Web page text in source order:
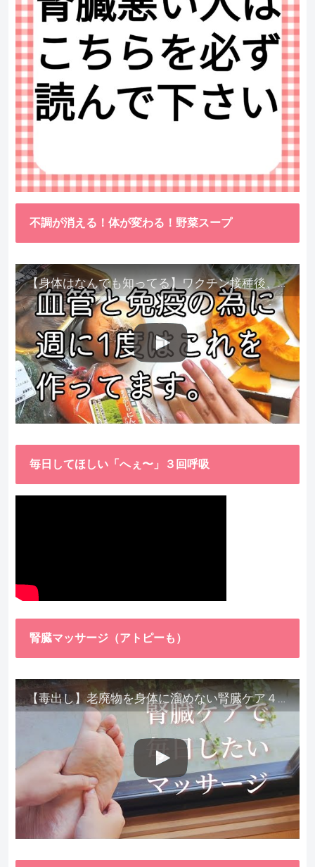
不調が消える！体が変わる！野菜スープ
【身体はなんでも知ってる】ワクチン接種後、異常に食べたくなった野菜が細胞回復に貢献してくれました。
毎日してほしい「へぇ〜」３回呼吸
腎臓マッサージ（アトピーも）
【毒出し】老廃物を身体に溜めない腎臓ケア４種をご紹介します。